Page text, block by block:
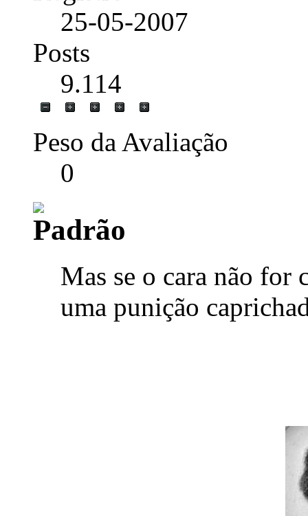
25-05-2007
Posts
9.114
Peso da Avaliação
0
Mas se o cara não for
uma punição